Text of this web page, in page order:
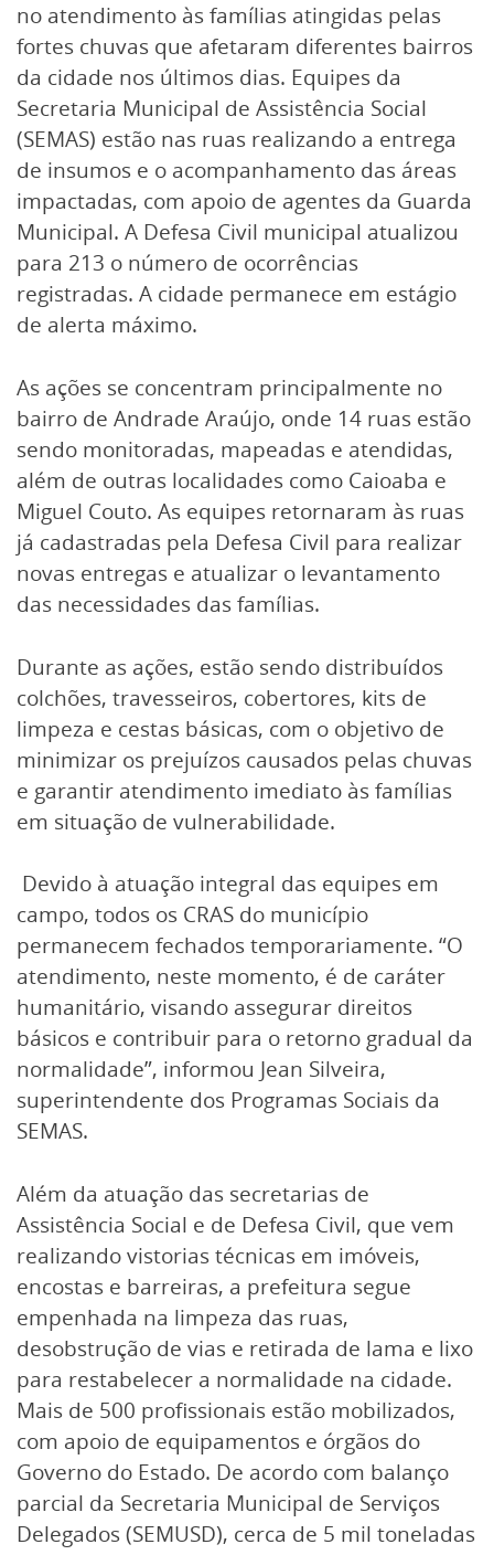
no atendimento às famílias atingidas pelas
fortes chuvas que afetaram diferentes bairros
da cidade nos últimos dias. Equipes da
Secretaria Municipal de Assistência Social
(SEMAS) estão nas ruas realizando a entrega
de insumos e o acompanhamento das áreas
impactadas, com apoio de agentes da Guarda
Municipal. A Defesa Civil municipal atualizou
para 213 o número de ocorrências
registradas. A cidade permanece em estágio
de alerta máximo.
As ações se concentram principalmente no
bairro de Andrade Araújo, onde 14 ruas estão
sendo monitoradas, mapeadas e atendidas,
além de outras localidades como Caioaba e
Miguel Couto. As equipes retornaram às ruas
já cadastradas pela Defesa Civil para realizar
novas entregas e atualizar o levantamento
das necessidades das famílias.
Durante as ações, estão sendo distribuídos
colchões, travesseiros, cobertores, kits de
limpeza e cestas básicas, com o objetivo de
minimizar os prejuízos causados pelas chuvas
e garantir atendimento imediato às famílias
em situação de vulnerabilidade.
Devido à atuação integral das equipes em
campo, todos os CRAS do município
permanecem fechados temporariamente. “O
atendimento, neste momento, é de caráter
humanitário, visando assegurar direitos
básicos e contribuir para o retorno gradual da
normalidade”, informou Jean Silveira,
superintendente dos Programas Sociais da
SEMAS.
Além da atuação das secretarias de
Assistência Social e de Defesa Civil, que vem
realizando vistorias técnicas em imóveis,
encostas e barreiras, a prefeitura segue
empenhada na limpeza das ruas,
desobstrução de vias e retirada de lama e lixo
para restabelecer a normalidade na cidade.
Mais de 500 profissionais estão mobilizados,
com apoio de equipamentos e órgãos do
Governo do Estado. De acordo com balanço
parcial da Secretaria Municipal de Serviços
Delegados (SEMUSD), cerca de 5 mil toneladas